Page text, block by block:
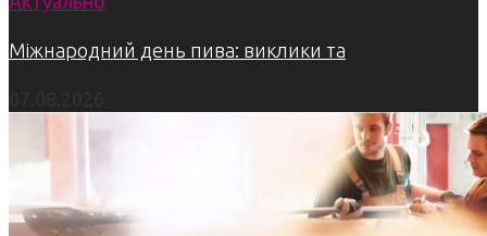
Міжнародний день пива: виклики та